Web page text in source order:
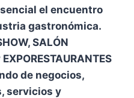
el encuentro
gastronómica.
SALÓN
de negocios,
servicios y